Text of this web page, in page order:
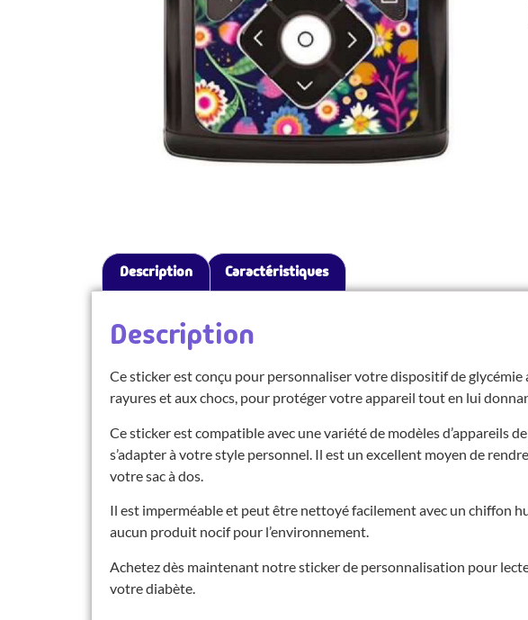
Description Caractéristiques
Description
Ce sticker est conçu pour personnaliser votre dispositif de
rayures et aux chocs, pour protéger votre appareil tout en lui
Ce sticker est compatible avec une variété de modèles d’appareils
s’adapter à votre style personnel. Il est un excellent moyen de
votre sac à dos.
Il est imperméable et peut être nettoyé facilement avec un chiffon
aucun produit nocif pour l’environnement.
Achetez dès maintenant notre sticker de personnalisation pour
votre diabète.